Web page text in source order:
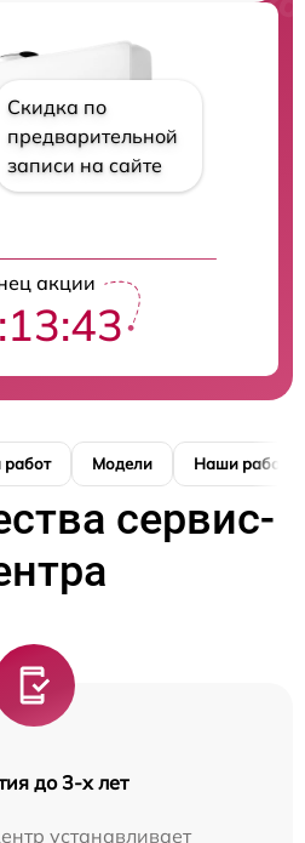
Скидка по
предварительной
записи на сайте
акции
Модели Наши работы
сервис-
до 3-х лет
устанавливает